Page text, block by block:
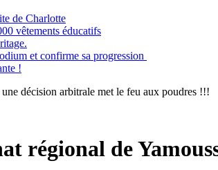
de Charlotte
vêtements éducatifs
et confirme sa progression
!
décision arbitrale met le feu aux poudres !!!
régional de